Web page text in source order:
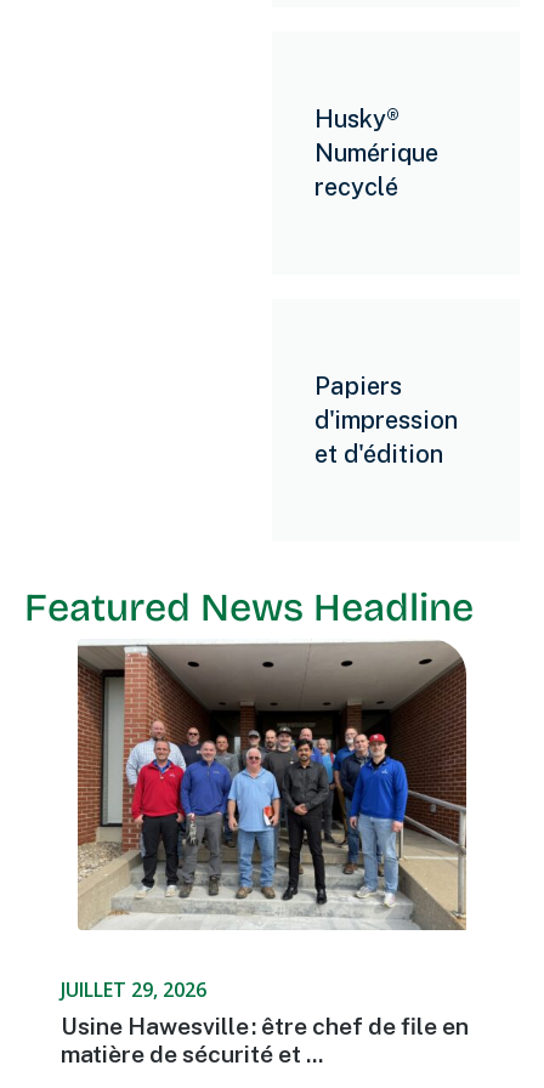
Husky®
Numérique
recyclé
Papiers
d'impression
et d'édition
Featured News Headline
JUILLET 29, 2026
Usine Hawesville : être chef de file en
matière de sécurité et ...